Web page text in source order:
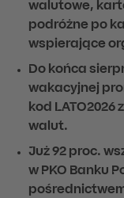
walutowe,
podróżne po
wspierające
Do końca
wakacyjnej
kod
walut.
Już 92 proc.
w PKO Banku